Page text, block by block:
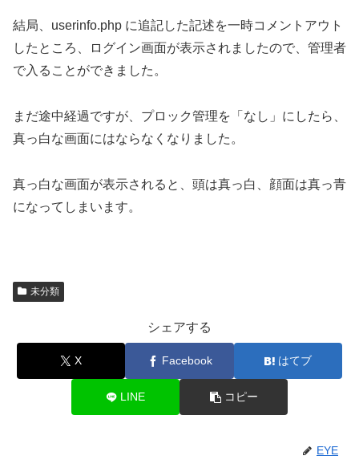
結局、userinfo.php に追記した記述を一時コメントアウト
したところ、ログイン画面が表示されましたので、管理者
で入ることができました。
まだ途中経過ですが、プロック管理を「なし」にしたら、
真っ白な画面にはならなくなりました。
真っ白な画面が表示されると、頭は真っ白、顔面は真っ青
になってしまいます。
未分類
シェアする
X Facebook はてブ
LINE コピー
EYE